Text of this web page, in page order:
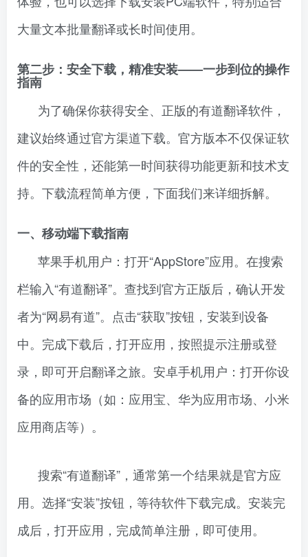
大量文本批量翻译或长时间使用。
第二步：安全下载，精准安装——一步到位的操作
指南
为了确保你获得安全、正版的有道翻译软件，
建议始终通过官方渠道下载。官方版本不仅保证软
件的安全性，还能第一时间获得功能更新和技术支
持。下载流程简单方便，下面我们来详细拆解。
一、移动端下载指南
苹果手机用户：打开“AppStore”应用。在搜索
栏输入“有道翻译”。查找到官方正版后，确认开发
者为“网易有道”。点击“获取”按钮，安装到设备
中。完成下载后，打开应用，按照提示注册或登
录，即可开启翻译之旅。安卓手机用户：打开你设
备的应用市场（如：应用宝、华为应用市场、小米
应用商店等）。
搜索“有道翻译”，通常第一个结果就是官方应
用。选择“安装”按钮，等待软件下载完成。安装完
成后，打开应用，完成简单注册，即可使用。